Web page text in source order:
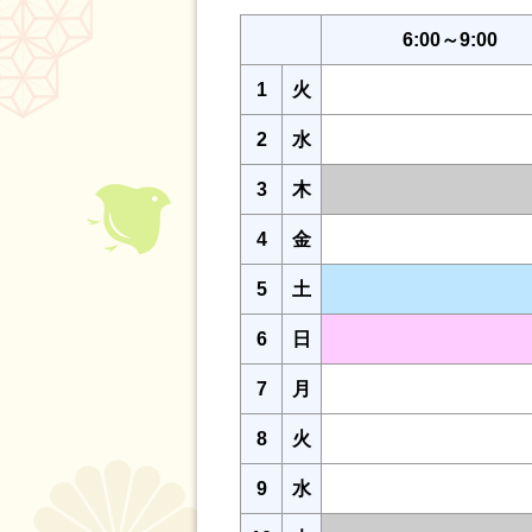
6:00～9:00
1 火
2 水
3 木
4 金
5 土
6 日
7 月
8 火
9 水